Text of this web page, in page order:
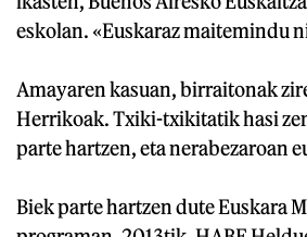
eskolan. «Euskaraz maitemindu
Amayaren kasuan, birraitonak
Herrikoak. Txiki-txikitatik hasi
parte hartzen, eta nerabezaroan
Biek parte hartzen dute Euskara